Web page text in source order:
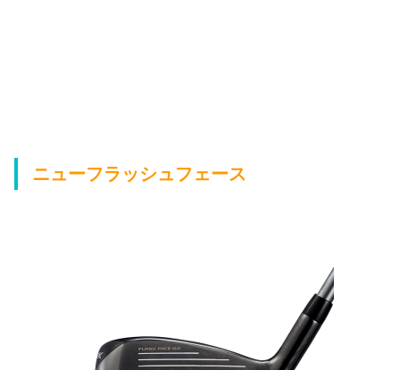
ニューフラッシュフェース